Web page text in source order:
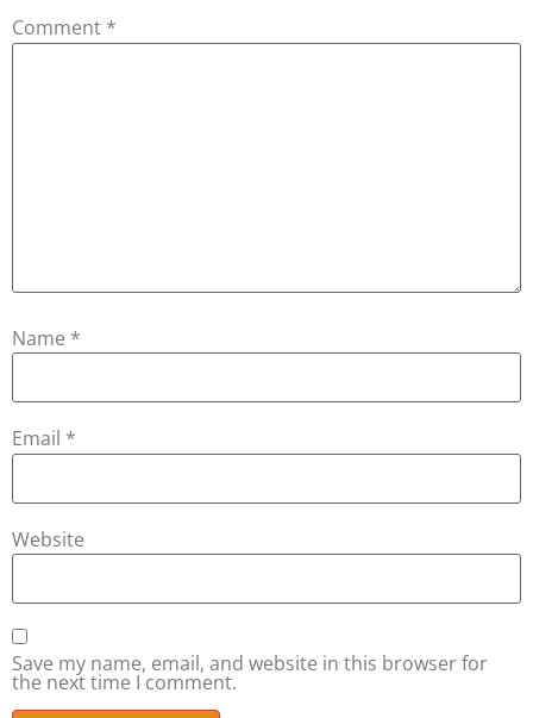
Comment *
Name *
Email *
Website
Save my name, email, and website in this browser for
the next time I comment.